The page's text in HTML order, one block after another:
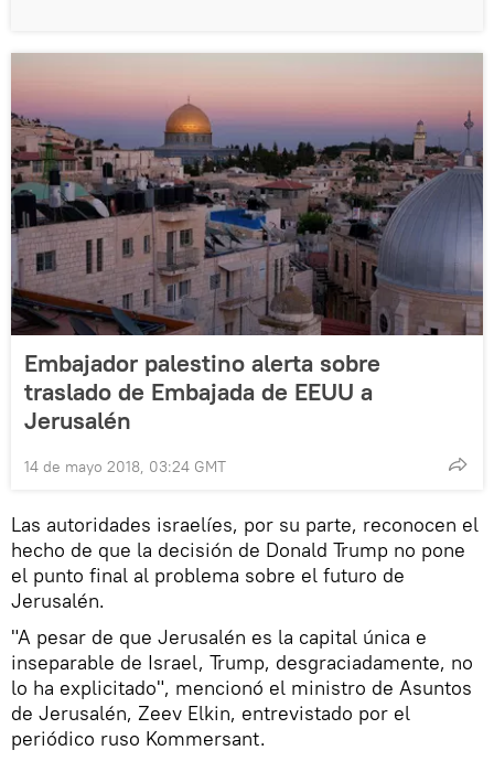
Embajador palestino alerta sobre
traslado de Embajada de EEUU a
Jerusalén
14 de mayo 2018, 03:24 GMT
Las autoridades israelíes, por su parte, reconocen el
hecho de que la decisión de Donald Trump no pone
el punto final al problema sobre el futuro de
Jerusalén.
"A pesar de que Jerusalén es la capital única e
inseparable de Israel, Trump, desgraciadamente, no
lo ha explicitado", mencionó el ministro de Asuntos
de Jerusalén, Zeev Elkin, entrevistado por el
periódico ruso Kommersant.